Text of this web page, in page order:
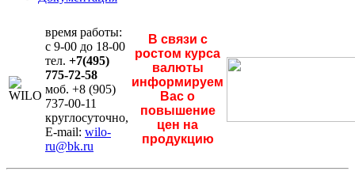
время работы:
с 9-00 до 18-00
тел. +7(495)
775-72-58
моб. +8 (905)
737-00-11
круглосуточно,
E-mail: wilo-
ru@bk.ru
В связи с
ростом курса
валюты
информируем
Вас о
повышение
цен на
продукцию